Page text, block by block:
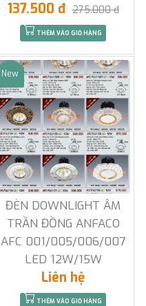
137.500 đ 275.000 đ
THÊM VÀO GIỎ HÀNG
Sale
New
ĐÈN DOWNLIGHT ÂM
TRẦN ĐỒNG ANFACO
AFC 001/005/006/007
LED 12W/15W
Liên hệ
THÊM VÀO GIỎ HÀNG